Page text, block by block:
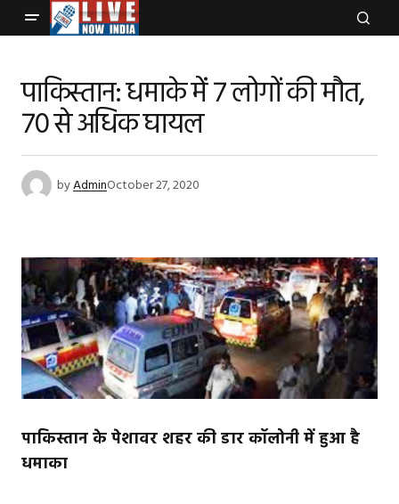
पाकिस्तान: धमाके में 7 लोगों की मौत,
70 से अधिक घायल
byAdminOctober 27, 2020
पाकिस्तान के पेशावर शहर की डार कॉलोनी में हुआ है
धमाका